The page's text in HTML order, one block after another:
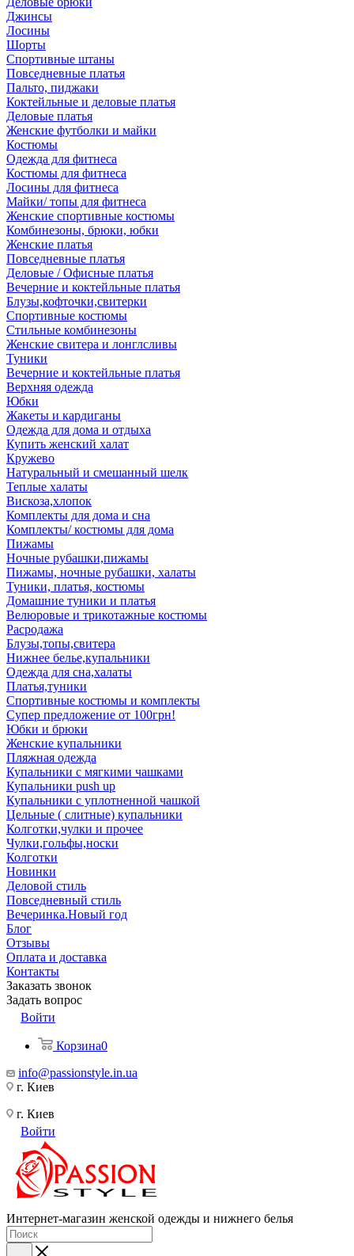
Джинсы
Лосины
Шорты
Спортивные штаны
Повседневные платья
Пальто, пиджаки
Коктейльные и деловые платья
Деловые платья
Женские футболки и майки
Костюмы
Одежда для фитнеса
Костюмы для фитнеса
Лосины для фитнеса
Майки/ топы для фитнеса
Женские спортивные костюмы
Комбинезоны, брюки, юбки
Женские платья
Повседневные платья
Деловые / Офисные платья
Вечерние и коктейльные платья
Блузы,кофточки,свитерки
Спортивные костюмы
Стильные комбинезоны
Женские свитера и лонглсливы
Туники
Вечерние и коктейльные платья
Верхняя одежда
Юбки
Жакеты и кардиганы
Одежда для дома и отдыха
Купить женский халат
Кружево
Натуральный и смешанный шелк
Теплые халаты
Вискоза,хлопок
Комплекты для дома и сна
Комплекты/ костюмы для дома
Пижамы
Ночные рубашки,пижамы
Пижамы, ночные рубашки, халаты
Туники, платья, костюмы
Домашние туники и платья
Велюровые и трикотажные костюмы
Расродажа
Блузы,топы,свитера
Нижнее белье,купальники
Одежда для сна,халаты
Платья,туники
Спортивные костюмы и комплекты
Супер предложение от 100грн!
Юбки и брюки
Женские купальники
Пляжная одежда
Купальники с мягкими чашками
Купальники push up
Купальники с уплотненной чашкой
Цельные ( слитные) купальники
Колготки,чулки и прочее
Чулки,гольфы,носки
Колготки
Новинки
Деловой стиль
Повседневный стиль
Вечеринка.Новый год
Блог
Отзывы
Оплата и доставка
Контакты
Заказать звонок
Задать вопрос
Войти
Корзина0
info@passionstyle.in.ua
г. Киев
г. Киев
Войти
Интернет-магазин женской одежды и нижнего белья